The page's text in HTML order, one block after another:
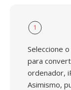
1
Seleccione
para
ordenador,
Asimismo,